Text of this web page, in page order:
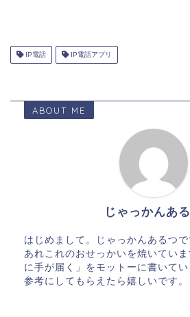
IP電話 IP電話アプリ
ABOUT ME
じゃっかんあ
はじめまして。じゃっかんあるつ
あれこれのおせっかいを焼いてい
に手が届く」をモットーに書いて
参考にしてもらえたら嬉しいです。